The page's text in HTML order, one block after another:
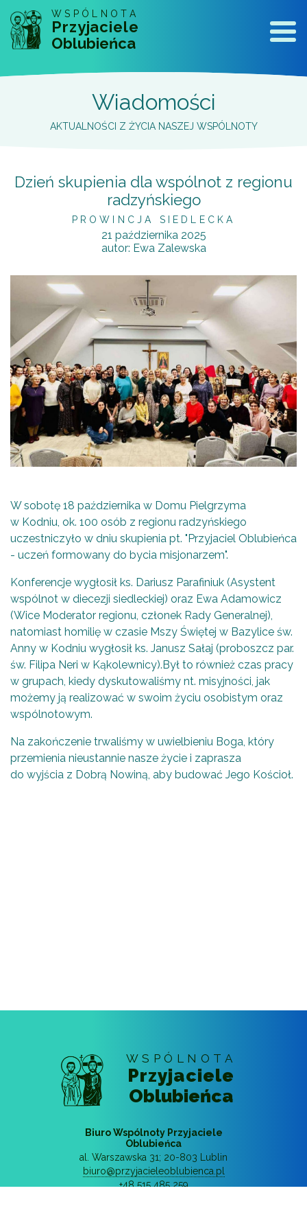
WSPÓLNOTA
Przyjaciele
Oblubieńca
Wiadomości
AKTUALNOŚCI Z ŻYCIA NASZEJ WSPÓLNOTY
Dzień skupienia dla wspólnot z regionu
radzyńskiego
PROWINCJA SIEDLECKA
21 października 2025
autor: Ewa Zalewska
W sobotę 18 października w Domu Pielgrzyma
w Kodniu, ok. 100 osób z regionu radzyńskiego
uczestniczyło w dniu skupienia pt. "Przyjaciel Oblubieńca
- uczeń formowany do bycia misjonarzem".
Konferencje wygłosił ks. Dariusz Parafiniuk (Asystent
wspólnot w diecezji siedleckiej) oraz Ewa Adamowicz
(Wice Moderator regionu, członek Rady Generalnej),
natomiast homilię w czasie Mszy Świętej w Bazylice św.
Anny w Kodniu wygłosił ks. Janusz Sałaj (proboszcz par.
św. Filipa Neri w Kąkolewnicy).Był to również czas pracy
w grupach, kiedy dyskutowaliśmy nt. misyjności, jak
możemy ją realizować w swoim życiu osobistym oraz
wspólnotowym.
Na zakończenie trwaliśmy w uwielbieniu Boga, który
przemienia nieustannie nasze życie i zaprasza
do wyjścia z Dobrą Nowiną, aby budować Jego Kościoł.
WSPÓLNOTA
Przyjaciele
Oblubieńca
Biuro Wspólnoty Przyjaciele
Oblubieńca
al. Warszawska 31; 20-803
Lublin
biuro@przyjacieleoblubienca.pl
+48 515 485 259